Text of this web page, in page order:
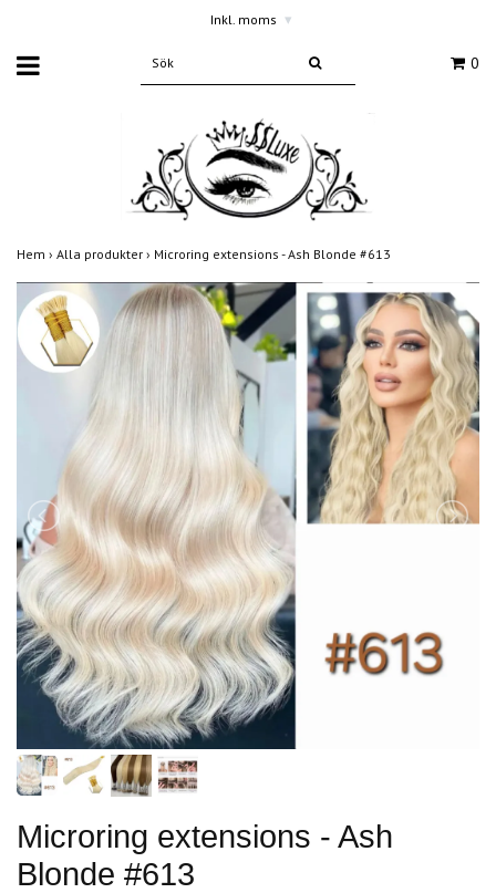
Inkl. moms ▾
0
Hem › Alla produkter › Microring extensions - Ash Blonde #613
Microring extensions - Ash
Blonde #613